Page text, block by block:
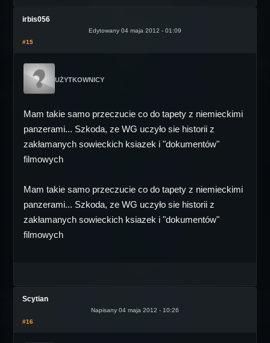
irbis056
Edytowany 04 maja 2012 - 01:09
#15
UŻYTKOWNICY
Mam takie samo przeczucie co do tapety z niemieckimi
panzerami... Szkoda, ze WG uczyło sie historii z
zakłamanych sowieckich ksiazek i "dokumentów"
filmowych
Mam takie samo przeczucie co do tapety z niemieckimi
panzerami... Szkoda, ze WG uczyło sie historii z
zakłamanych sowieckich ksiazek i "dokumentów"
filmowych
Scytian
Napisany 04 maja 2012 - 10:26
#16